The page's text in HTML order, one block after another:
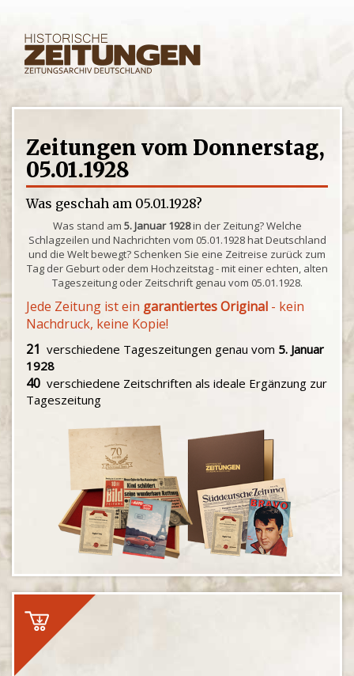
Zeitungen vom Donnerstag,
05.01.1928
Was geschah am 05.01.1928?
Was stand am 5. Januar 1928in der Zeitung? Welche
Schlagzeilen und Nachrichten vom 05.01.1928 hat Deutschland
und die Welt bewegt? Schenken Sie eine Zeitreise zurück zum
Tag der Geburt oder dem Hochzeitstag - mit einer echten, alten
Tageszeitung oder Zeitschrift genau vom 05.01.1928.
Jede Zeitung ist ein garantiertes Original - kein
Nachdruck, keine Kopie!
21 verschiedene Tageszeitungen genau vom 5. Januar
1928
40 verschiedene Zeitschriften als ideale Ergänzung zur
Tageszeitung